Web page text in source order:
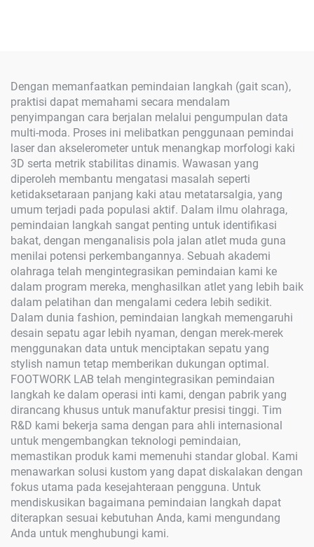
Dengan memanfaatkan pemindaian langkah (gait scan),
praktisi dapat memahami secara mendalam
penyimpangan cara berjalan melalui pengumpulan data
multi-moda. Proses ini melibatkan penggunaan pemindai
laser dan akselerometer untuk menangkap morfologi kaki
3D serta metrik stabilitas dinamis. Wawasan yang
diperoleh membantu mengatasi masalah seperti
ketidaksetaraan panjang kaki atau metatarsalgia, yang
umum terjadi pada populasi aktif. Dalam ilmu olahraga,
pemindaian langkah sangat penting untuk identifikasi
bakat, dengan menganalisis pola jalan atlet muda guna
menilai potensi perkembangannya. Sebuah akademi
olahraga telah mengintegrasikan pemindaian kami ke
dalam program mereka, menghasilkan atlet yang lebih baik
dalam pelatihan dan mengalami cedera lebih sedikit.
Dalam dunia fashion, pemindaian langkah memengaruhi
desain sepatu agar lebih nyaman, dengan merek-merek
menggunakan data untuk menciptakan sepatu yang
stylish namun tetap memberikan dukungan optimal.
FOOTWORK LAB telah mengintegrasikan pemindaian
langkah ke dalam operasi inti kami, dengan pabrik yang
dirancang khusus untuk manufaktur presisi tinggi. Tim
R&D kami bekerja sama dengan para ahli internasional
untuk mengembangkan teknologi pemindaian,
memastikan produk kami memenuhi standar global. Kami
menawarkan solusi kustom yang dapat diskalakan dengan
fokus utama pada kesejahteraan pengguna. Untuk
mendiskusikan bagaimana pemindaian langkah dapat
diterapkan sesuai kebutuhan Anda, kami mengundang
Anda untuk menghubungi kami.